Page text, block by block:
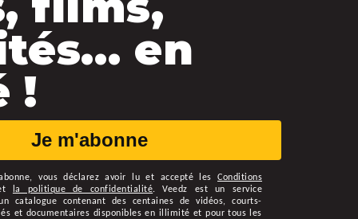
en
!
Je m'abonne
, vous déclarez avoir lu et accepté lesConditions
la politique de confidentialité.Veedz est un service
catalogue contenant des centaines de vidéos, courts-
et documentaires disponibles en illimité et pour tous les